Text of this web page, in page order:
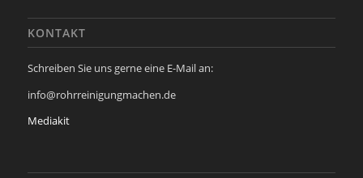
KONTAKT
Schreiben Sie uns gerne eine E-Mail an:
info@rohrreinigungmachen.de
Mediakit